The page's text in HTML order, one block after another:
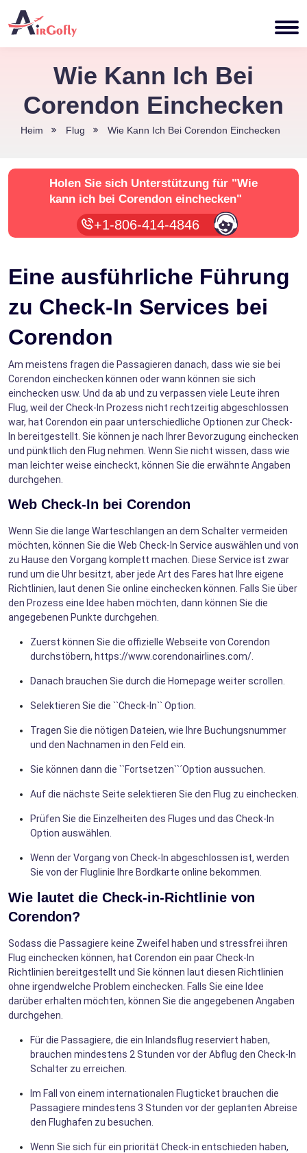
Wie Kann Ich Bei
Corendon Einchecken
Heim Flug Wie Kann Ich Bei Corendon Einchecken
Holen Sie sich Unterstützung für "Wie
kann ich bei Corendon einchecken"
+1-806-414-4846
Eine ausführliche Führung
zu Check-In Services bei
Corendon
Am meistens fragen die Passagieren danach, dass wie sie bei
Corendon einchecken können oder wann können sie sich
einchecken usw. Und da ab und zu verpassen viele Leute ihren
Flug, weil der Check-In Prozess nicht rechtzeitig abgeschlossen
war, hat Corendon ein paar unterschiedliche Optionen zur Check-
In bereitgestellt. Sie können je nach Ihrer Bevorzugung einchecken
und pünktlich den Flug nehmen. Wenn Sie nicht wissen, dass wie
man leichter weise eincheckt, können Sie die erwähnte Angaben
durchgehen.
Web Check-In bei Corendon
Wenn Sie die lange Warteschlangen an dem Schalter vermeiden
möchten, können Sie die Web Check-In Service auswählen und von
zu Hause den Vorgang komplett machen. Diese Service ist zwar
rund um die Uhr besitzt, aber jede Art des Fares hat Ihre eigene
Richtlinien, laut denen Sie online einchecken können. Falls Sie über
den Prozess eine Idee haben möchten, dann können Sie die
angegebenen Punkte durchgehen.
Zuerst können Sie die offizielle Webseite von Corendon
durchstöbern, https://www.corendonairlines.com/.
Danach brauchen Sie durch die Homepage weiter scrollen.
Selektieren Sie die ``Check-In`` Option.
Tragen Sie die nötigen Dateien, wie Ihre Buchungsnummer
und den Nachnamen in den Feld ein.
Sie können dann die ``Fortsetzen``´Option aussuchen.
Auf die nächste Seite selektieren Sie den Flug zu einchecken.
Prüfen Sie die Einzelheiten des Fluges und das Check-In
Option auswählen.
Wenn der Vorgang von Check-In abgeschlossen ist, werden
Sie von der Fluglinie Ihre Bordkarte online bekommen.
Wie lautet die Check-in-Richtlinie von
Corendon?
Sodass die Passagiere keine Zweifel haben und stressfrei ihren
Flug einchecken können, hat Corendon ein paar Check-In
Richtlinien bereitgestellt und Sie können laut diesen Richtlinien
ohne irgendwelche Problem einchecken. Falls Sie eine Idee
darüber erhalten möchten, können Sie die angegebenen Angaben
durchgehen.
Für die Passagiere, die ein Inlandsflug reserviert haben,
brauchen mindestens 2 Stunden vor der Abflug den Check-In
Schalter zu erreichen.
Im Fall von einem internationalen Flugticket brauchen die
Passagiere mindestens 3 Stunden vor der geplanten Abreise
den Flughafen zu besuchen.
Wenn Sie sich für ein priorität Check-in entschieden haben,